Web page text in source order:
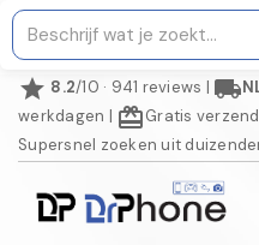
star 8.2/10 · 941 reviews | local_shipping
werkdagen | redeemGratis
Supersnel zoeken uit